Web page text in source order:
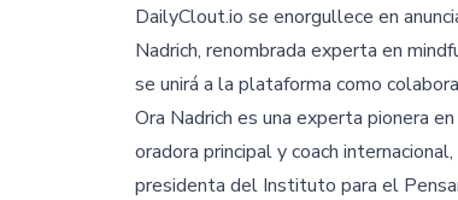
DailyClout.io se enorgullece en
Nadrich, renombrada experta en
se unirá a la plataforma como
Ora Nadrich es una experta pionera
oradora principal y coach
presidenta del Instituto para el